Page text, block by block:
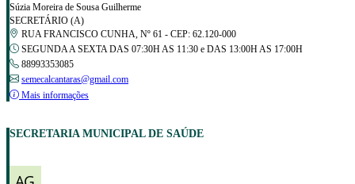
Súzia Moreira de Sousa Guilherme
SECRETÁRIO (A)
RUA FRANCISCO CUNHA, Nº 61 - CEP: 62.120-000
SEGUNDA A SEXTA DAS 07:30H AS 11:30 e DAS 13:00H AS 17:00H
88993353085
semecalcantaras@gmail.com
Mais informações
SECRETARIA MUNICIPAL DE SAÚDE